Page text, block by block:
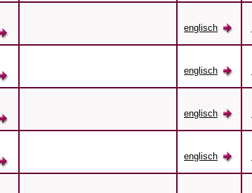
englisch
englisch
englisch
englisch